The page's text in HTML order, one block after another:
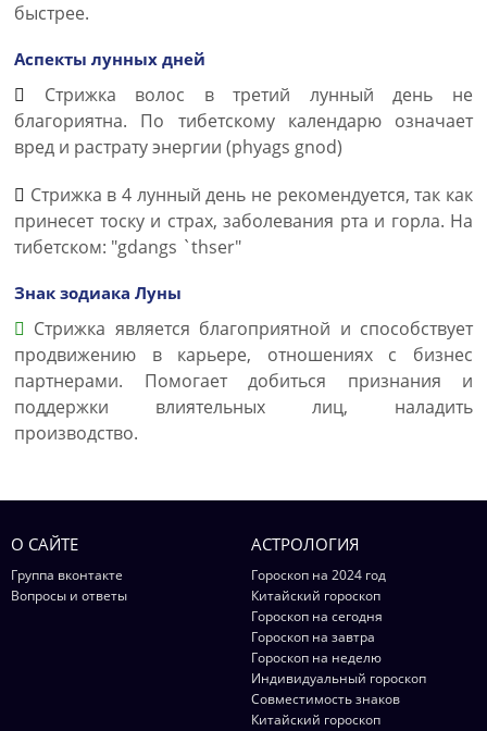
быстрее.
Аспекты лунных дней
Стрижка волос в третий лунный день не
благориятна. По тибетскому календарю означает
вред и растрату энергии (phyags gnod)
Стрижка в 4 лунный день не рекомендуется, так как
принесет тоску и страх, заболевания рта и горла. На
тибетском: "gdangs `thser"
Знак зодиака Луны
Стрижка является благоприятной и способствует
продвижению в карьере, отношениях с бизнес
партнерами. Помогает добиться признания и
поддержки влиятельных лиц, наладить
производство.
О САЙТЕ
Группа вконтакте
Вопросы и ответы
АСТРОЛОГИЯ
Гороскоп на 2024 год
Китайский гороскоп
Гороскоп на сегодня
Гороскоп на завтра
Гороскоп на неделю
Индивидуальный гороскоп
Совместимость знаков
Китайский гороскоп